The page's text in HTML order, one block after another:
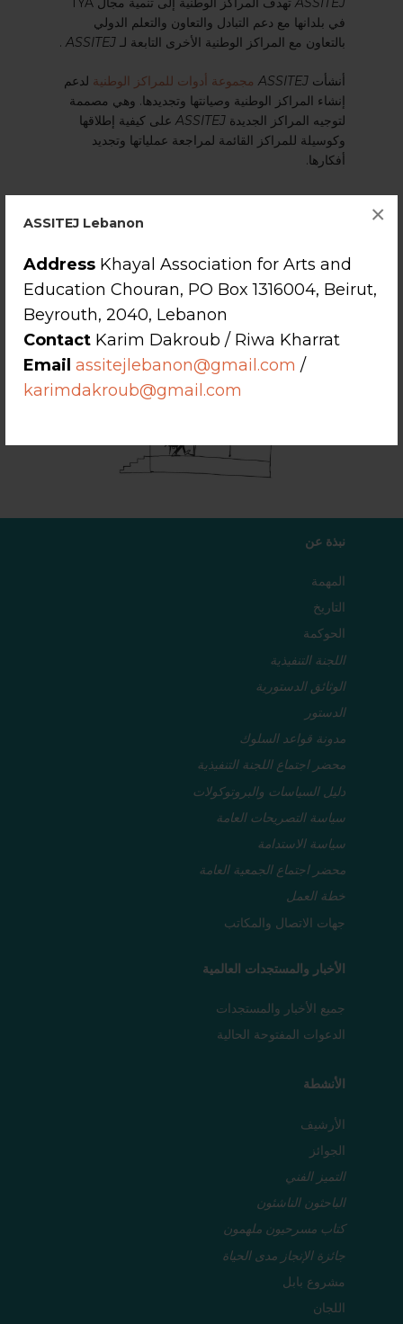
ASSITEJ Lebanon
Address Khayal Association for Arts and
Education Chouran, PO Box 1316004, Beirut,
Beyrouth, 2040, Lebanon
Contact Karim Dakroub / Riwa Kharrat
Email assitejlebanon@gmail.com /
karimdakroub@gmail.com
×
في بلدانها مع دعم التبادل والتعاون والتعلم الدولي
بالتعاون مع المراكز الوطنية الأخرى التابعة لـASSITEJ
.
أنشأتASSITEJ مجموعة أدوات للمراكز الوطنية لدعم
إنشاء المراكز الوطنية وصيانتها وتجديدها. وهي مصممة
لتوجيه المراكز الجديدةASSITEJ على كيفية إطلاقها
وكوسيلة للمراكز القائمة لمراجعة عملياتها وتجديد
أفكارها.
نبذة عن
المهمة
التاريخ
الحوكمة
اللجنة التنفيذية
الوثائق الدستورية
الدستور
مدونة قواعد السلوك
محضر اجتماع اللجنة التنفيذية
دليل السياسات والبروتوكولات
سياسة التصريحات العامة
سياسة الاستدامة
محضر اجتماع الجمعية العامة
خطة العمل
جهات الاتصال والمكاتب
الأخبار والمستجدات العالمية
جميع الأخبار والمستجدات
الدعوات المفتوحة الحالية
الأنشطة
الأرشيف
الجوائز
التميز الفني
الباحثون الناشئون
كتاب مسرحيون ملهمون
جائزة الإنجاز مدى الحياة
مشروع بابل
اللجان